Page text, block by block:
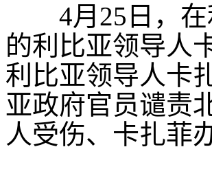
4月25日，在
的利比亚领导人
利比亚领导人卡
亚政府官员谴责
人受伤、卡扎菲